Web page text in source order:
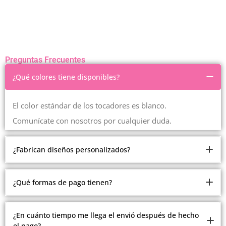
Preguntas Frecuentes
¿Qué colores tiene disponibles?
El color estándar de los tocadores es blanco.
Comunícate con nosotros por cualquier duda.
¿Fabrican diseños personalizados?
Somos fabricantes.
Pero debido a la cantidad de modelos y estilos que
personalizados.
¿Qué formas de pago tienen?
Ofrecemos múltiples formas de pago.
¿En cuánto tiempo me llega el envió después de hecho